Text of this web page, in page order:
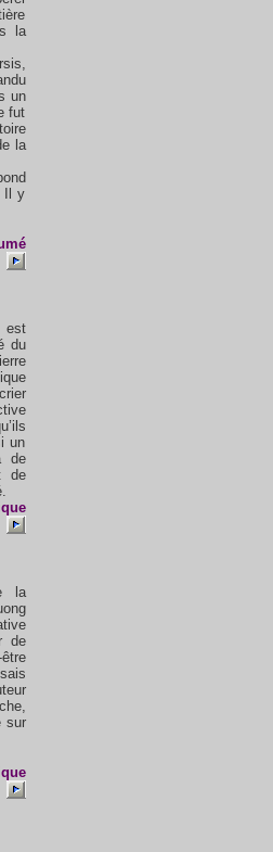
la
un
fut
la
Il y
est
du
un
de
de
la
de
sur